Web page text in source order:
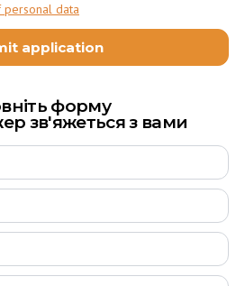
data
форму
зв'яжеться з вами